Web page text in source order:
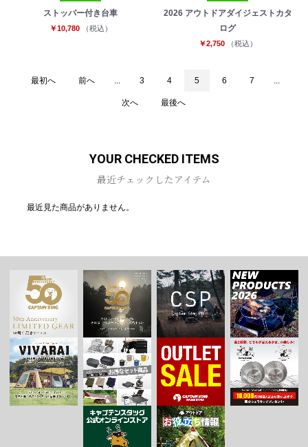
ストッパー付き台車
￥10,780 （税込）
2026 アウトドアダイジェストカタ
ログ
￥2,750 （税込）
最初へ 前へ 3 4 5 6 7
次へ 最後へ
YOUR CHECKED ITEMS
最近チェックしたアイテム
最近見た商品がありません。